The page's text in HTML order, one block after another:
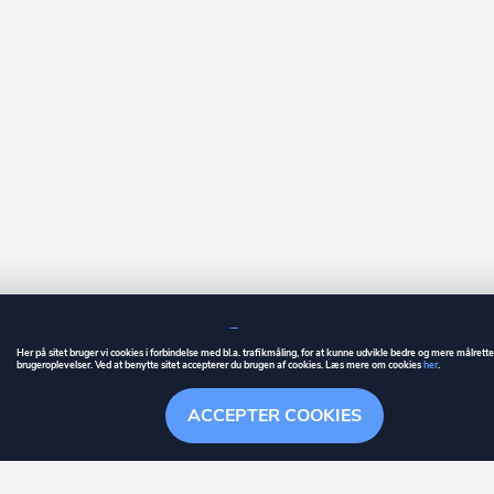
Søgehistorik Menu
er et registreret varemærke tilhørende ownr ApS – CVR nr.: 36 40 88
Stationsparken 26. 2., 2600 Glostrup, info@ownr.dk
ACCEPTER COOKIES
Her på sitet bruger vi cookies i forbindelse med bl.a. trafikmåling, for at kunne udvikle bedre og mere
brugeroplevelser. Ved at benytte sitet accepterer du brugen af cookies. Læs mere om cookiesher.